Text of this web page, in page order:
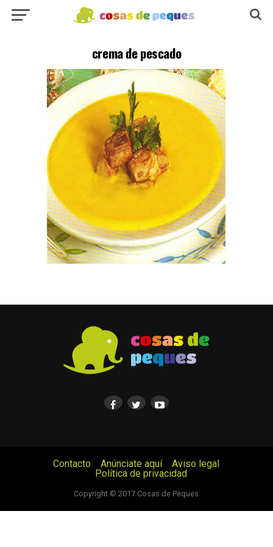
crema de pescado
Contacto Anúnciate aquí
Aviso legal
Política de privacidad
Copyright © 2017 Cosas de Peques